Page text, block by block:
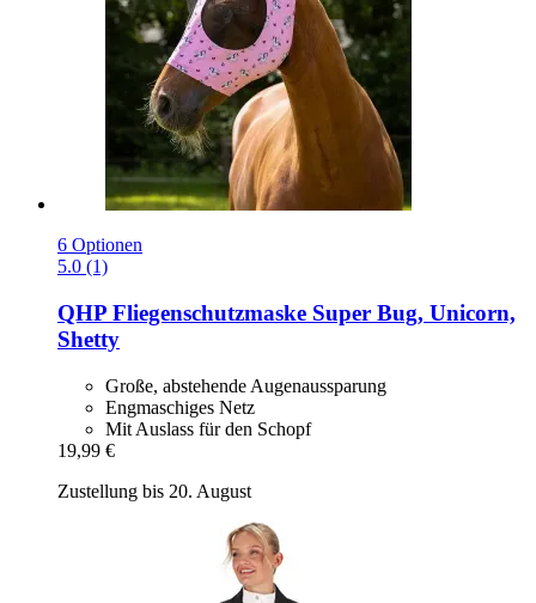
6 Optionen
5.0 (1)
QHP Fliegenschutzmaske Super Bug, Unicorn,
Shetty
Große, abstehende Augenaussparung
Engmaschiges Netz
Mit Auslass für den Schopf
19,99 €
Zustellung bis 20. August